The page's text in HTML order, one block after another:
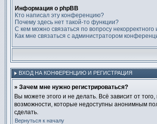
Информация о phpBB
Кто написал эту конференцию?
Почему здесь нет такой-то функции?
С кем можно связаться по вопросу
Как мне связаться с администратором
ВХОД НА КОНФЕРЕНЦИЮ И РЕГИСТРАЦИЯ
» Зачем мне нужно регистрироваться?
Вы можете этого и не делать. Всё зависит от
возможности, которые недоступны анонимным
сделать.
Вернуться к началу